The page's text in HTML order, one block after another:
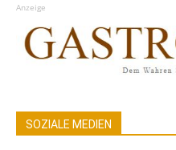
Anzeige
SOZIALE MEDIEN